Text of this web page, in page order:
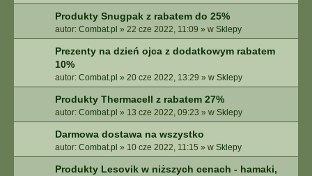
Produkty Snugpak z rabatem do 25%
autor: Combat.pl » 22 cze 2022, 11:09 » w Sklepy
Prezenty na dzień ojca z dodatkowym rabatem
10%
autor: Combat.pl » 20 cze 2022, 13:29 » w Sklepy
Produkty Thermacell z rabatem 27%
autor: Combat.pl » 13 cze 2022, 09:23 » w Sklepy
Darmowa dostawa na wszystko
autor: Combat.pl » 10 cze 2022, 11:15 » w Sklepy
Produkty Lesovik w niższych cenach - hamaki,